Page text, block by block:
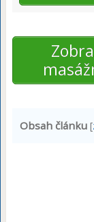
Obsah článku [